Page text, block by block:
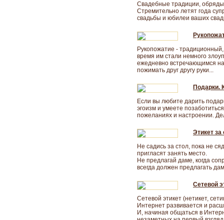
Свадебные традиции,
Стремительно летят года
свадьбы и юбилеи ваших
Рукопожатие -
время им стали немного
ежедневно встречающимся
пожимать друг другу руки...
Подарки.
Если вы любите дарить
эгоизм и умеете
пожеланиях и настроении.
Этикет за
Не садись за стол, пока не
пригласят занять место.
Не предлагай даме, когда
всегда должен предлагать
Сетевой
Сетевой этикет (нетикет,
Интернет развивается и
И, начиная общаться в